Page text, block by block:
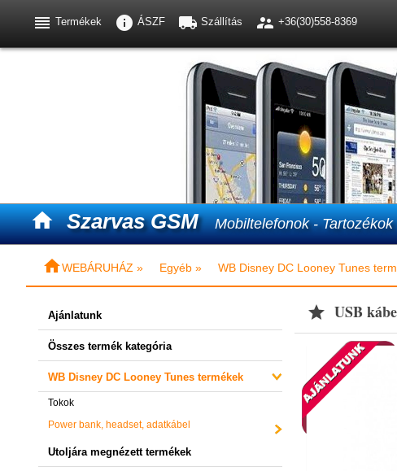
 Szarvas GSM Mobiltelefonok -
 Termékek  ÁSZF  Szállítás  +36(30)558-8369
WEBÁRUHÁZ » Egyéb » WB Disney DC Looney Tunes
Ajánlatunk
Összes termék kategória
WB Disney DC Looney Tunes termékek
Tokok
Power bank, headset, adatkábel
Utoljára megnézett termékek
 USB